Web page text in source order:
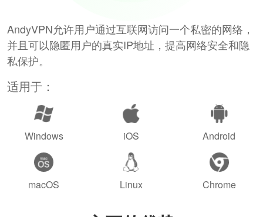
AndyVPN允许用户通过互联网访问一个私密的网络，
并且可以隐匿用户的真实IP地址，提高网络安全和隐
私保护。
适用于：
Windows iOS Android
macOS Linux Chrome